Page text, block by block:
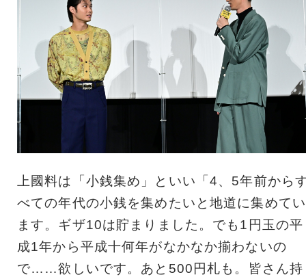
上國料は「小銭集め」といい「4、5年前から
べての年代の小銭を集めたいと地道に集めてい
ます。ギザ10は貯まりました。でも1円玉の平
成1年から平成十何年がなかなか揃わないの
で……欲しいです。あと500円札も。皆さん持